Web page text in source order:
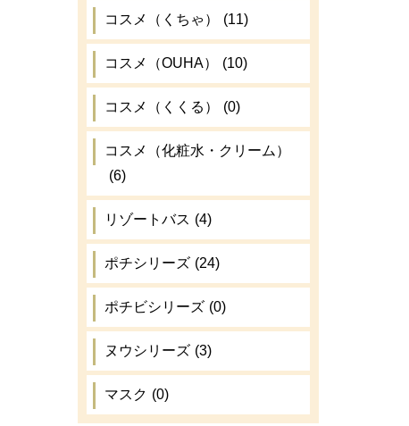
コスメ（くちゃ） (11)
コスメ（OUHA） (10)
コスメ（くくる） (0)
コスメ（化粧水・クリーム）
(6)
リゾートバス (4)
ポチシリーズ (24)
ポチビシリーズ (0)
ヌウシリーズ (3)
マスク (0)